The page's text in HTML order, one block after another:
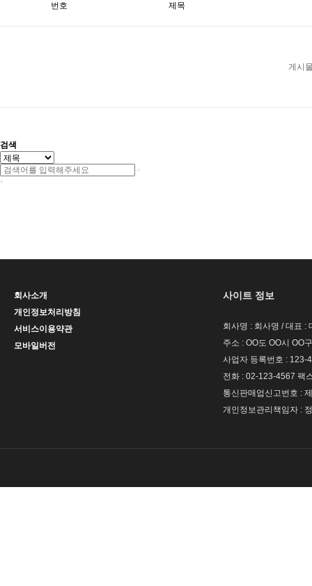
번호 제목
게시
검색
회사소개
개인정보처리방침
서비스이용약관
모바일버전
사이트 정보
회사명 : 회사명 / 대표 :
주소 : OO도 OO시 OO
사업자 등록번호 : 123-
전화 : 02-123-4567 팩
통신판매업신고번호 :
개인정보관리책임자 :